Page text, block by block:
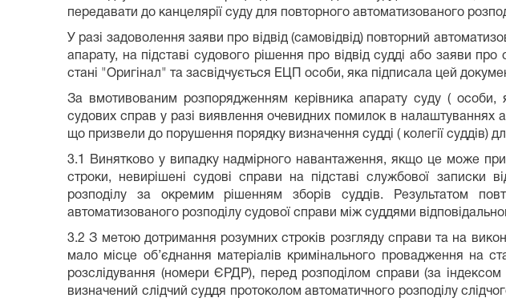
передавати до канцелярії суду для повторного автоматизованого
У разі задоволення заяви про відвід (самовідвід) повторний
апарату, на підставі судового рішення про відвід судді або заяви
стані "Оригінал" та засвідчується ЕЦП особи, яка підписала цей
За вмотивованим розпорядженням керівника апарату суду ( особи,
судових справ у разі виявлення очевидних помилок в налаштуваннях
що призвели до порушення порядку визначення судді ( колегії суддів)
3.1 Винятково у випадку надмірного навантаження, якщо це може
строки, невирішені судові справи на підставі службової записки
розподілу за окремим рішенням зборів суддів. Результатом
автоматизованого розподілу судової справи між суддями
3.2 З метою дотримання розумних строків розгляду справи та на
мало місце об’єднання матеріалів кримінального провадження на
розслідування (номери ЄРДР), перед розподілом справи (за індексом
визначений слідчий суддя протоколом автоматичного розподілу